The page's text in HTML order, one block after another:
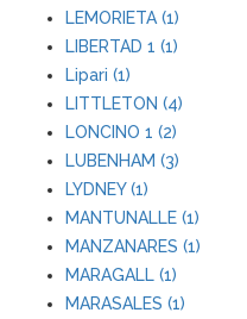
LEMORIETA (1)
LIBERTAD 1 (1)
Lipari (1)
LITTLETON (4)
LONCINO 1 (2)
LUBENHAM (3)
LYDNEY (1)
MANTUNALLE (1)
MANZANARES (1)
MARAGALL (1)
MARASALES (1)